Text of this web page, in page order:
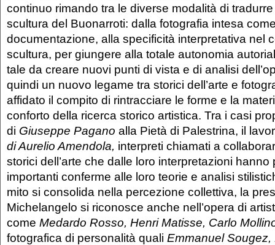
continuo rimando tra le diverse modalità di
scultura del Buonarroti: dalla fotografia intesa
documentazione, alla specificità interpretativa nel
scultura, per giungere alla totale autonomia
tale da creare nuovi punti di vista e di analisi
quindi un nuovo legame tra storici dell’arte e
affidato il compito di rintracciare le forme e la
conforto della ricerca storico artistica. Tra i casi
di Giuseppe Pagano alla Pietà di Palestrina, il
di Aurelio Amendola, interpreti chiamati a
storici dell’arte che dalle loro interpretazioni hanno
importanti conferme alle loro teorie e analisi
mito si consolida nella percezione collettiva, la
Michelangelo si riconosce anche nell’opera di
come Medardo Rosso, Henri Matisse, Carlo
fotografica di personalità quali Emmanuel Sougez,